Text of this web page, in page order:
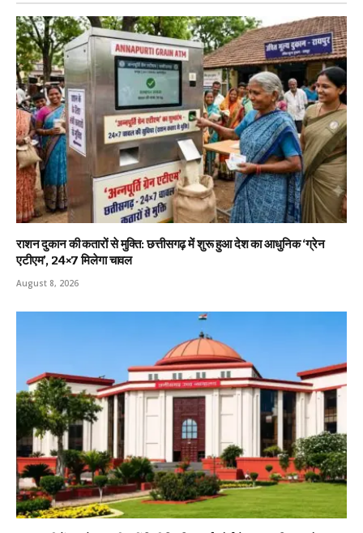
राशन दुकान की कतारों से मुक्ति: छत्तीसगढ़ में शुरू हुआ देश का आधुनिक ‘ग्रेन
एटीएम’, 24×7 मिलेगा चावल
August 8, 2026